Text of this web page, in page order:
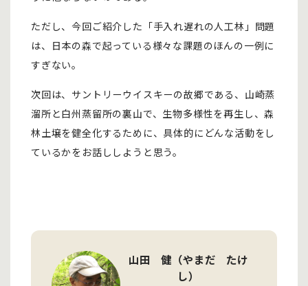
ただし、今回ご紹介した「手入れ遅れの人工林」問題
は、日本の森で起っている様々な課題のほんの一例に
すぎない。
次回は、サントリーウイスキーの故郷である、山崎蒸
溜所と白州蒸留所の裏山で、生物多様性を再生し、森
林土壌を健全化するために、具体的にどんな活動をし
ているかをお話ししようと思う。
山田 健（やまだ たけ
し）